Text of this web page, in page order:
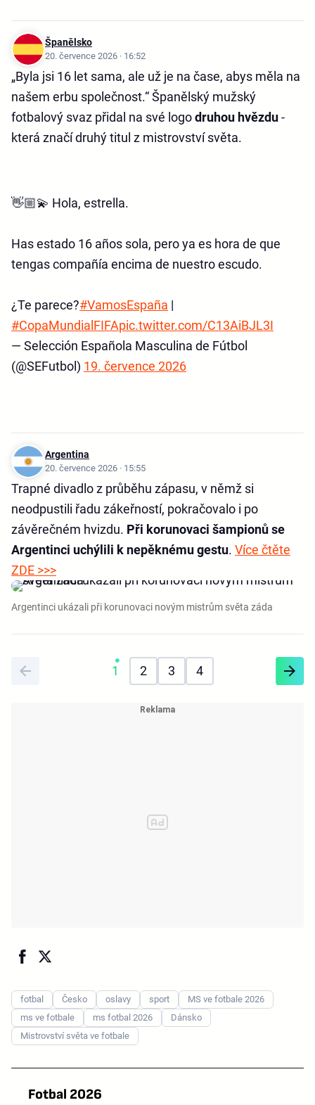
Španělsko
20. července 2026 · 16:52
„Byla jsi 16 let sama, ale už je na čase, abys měla na
našem erbu společnost.“ Španělský mužský
fotbalový svaz přidal na své logodruhou hvězdu-
která značí druhý titul z mistrovství světa.
👋🏼💫 Hola, estrella.
Has estado 16 años sola, pero ya es hora de que
tengas compañía encima de nuestro escudo.
¿Te parece?#VamosEspaña |
#CopaMundialFIFApic.twitter.com/C13AiBJL3I
— Selección Española Masculina de Fútbol
(@SEFutbol) 19. července 2026
Argentina
20. července 2026 · 15:55
Trapné divadlo z průběhu zápasu, v němž si
neodpustili řadu zákeřností, pokračovalo i po
závěrečném hvizdu. Při korunovaci šampionů se
Argentinci uchýlili k nepěknému gestu. Více čtěte
ZDE >>>
Argentinci ukázali při korunovaci novým mistrům světa záda
1 2 3 4
fotbal Česko oslavy sport
MS ve fotbale 2026
ms ve fotbale
ms fotbal 2026
Dánsko
Mistrovství světa ve fotbale
Fotbal 2026